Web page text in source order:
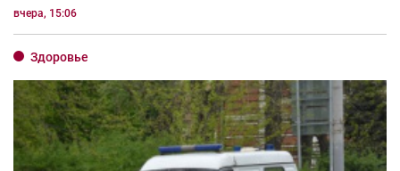
вчера, 15:06
Здоровье